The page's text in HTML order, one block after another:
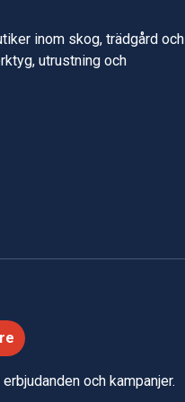
inom skog, trädgård och
utrustning och
och kampanjer.